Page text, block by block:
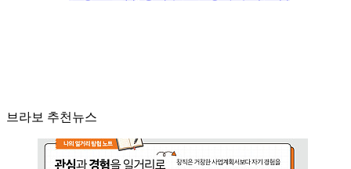
브라보 추천뉴스